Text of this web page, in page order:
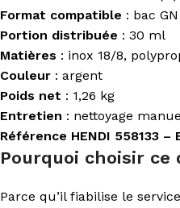
Format compatible : bac
Portion distribuée : 30 ml
Matières : inox 18/8,
Couleur : argent
Poids net : 1,26 kg
Entretien : nettoyage
Référence HENDI 558133 –
Pourquoi choisir ce
Parce qu’il fiabilise le